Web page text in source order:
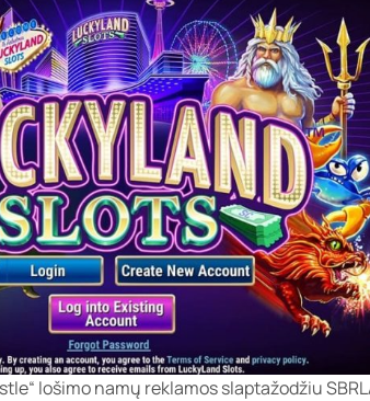
lošimo namų reklamos slaptažodžiu